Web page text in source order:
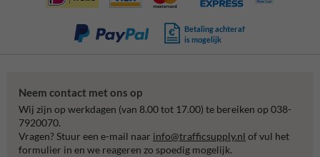
Betaling achteraf
is mogelijk
Neem contact met ons op
Wij zijn op werkdagen (van 8.00 tot 17.00) te bereiken op 038-
7920070.
Vragen? Stuur een e-mail naar info@trafficsupply.nl of vul het
formulier in en we reageren zo spoedig mogelijk.